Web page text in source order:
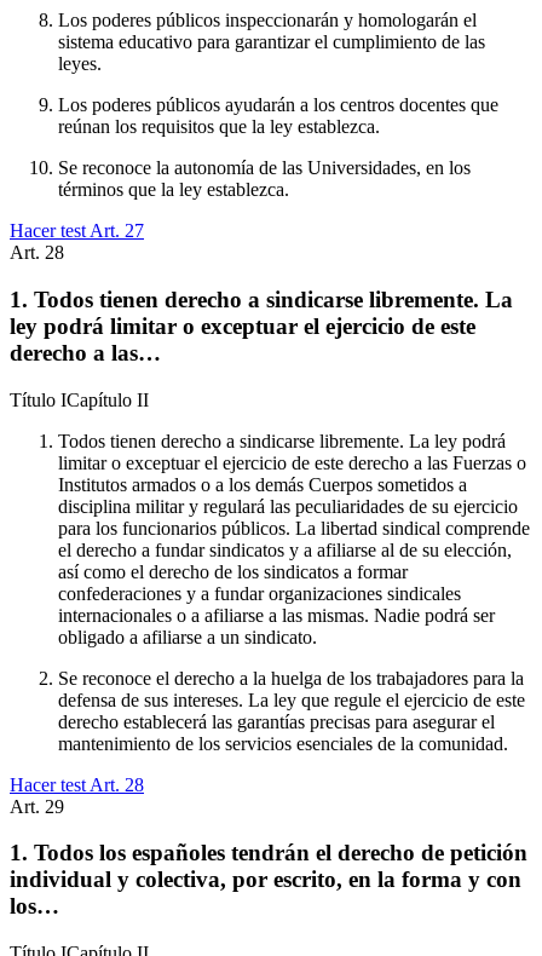
Los poderes públicos inspeccionarán y homologarán el
sistema educativo para garantizar el cumplimiento de las
leyes.
Los poderes públicos ayudarán a los centros docentes que
reúnan los requisitos que la ley establezca.
Se reconoce la autonomía de las Universidades, en los
términos que la ley establezca.
Hacer test Art. 27
Art. 28
1. Todos tienen derecho a sindicarse libremente. La
ley podrá limitar o exceptuar el ejercicio de este
derecho a las…
Título ICapítulo II
Todos tienen derecho a sindicarse libremente. La ley podrá
limitar o exceptuar el ejercicio de este derecho a las Fuerzas o
Institutos armados o a los demás Cuerpos sometidos a
disciplina militar y regulará las peculiaridades de su ejercicio
para los funcionarios públicos. La libertad sindical comprende
el derecho a fundar sindicatos y a afiliarse al de su elección,
así como el derecho de los sindicatos a formar
confederaciones y a fundar organizaciones sindicales
internacionales o a afiliarse a las mismas. Nadie podrá ser
obligado a afiliarse a un sindicato.
Se reconoce el derecho a la huelga de los trabajadores para la
defensa de sus intereses. La ley que regule el ejercicio de este
derecho establecerá las garantías precisas para asegurar el
mantenimiento de los servicios esenciales de la comunidad.
Hacer test Art. 28
Art. 29
1. Todos los españoles tendrán el derecho de petición
individual y colectiva, por escrito, en la forma y con
los…